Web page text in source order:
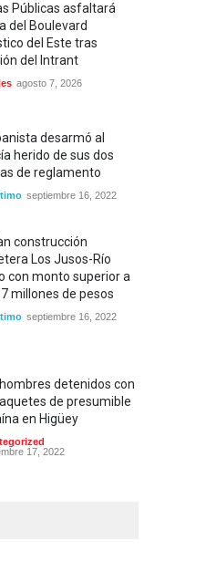
Públicas asfaltará
del Boulevard
del Este tras
del Intrant
agosto 7, 2026
desarmó al
herido de sus dos
de reglamento
septiembre 16, 2022
construcción
Los Jusos-Río
con monto superior a
millones de pesos
septiembre 16, 2022
detenidos con
de presumible
en Higüey
17, 2022